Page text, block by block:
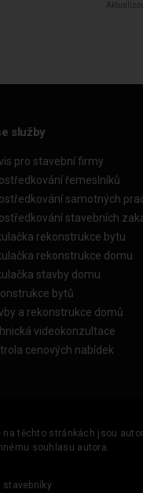
služby
pro stavební firmy
řemeslníků
samotných
stavebních
rekonstrukce bytu
rekonstrukce domu
stavby domu
bytů
a rekonstrukce domů
videokonzultace
cenových nabídek
těchto stránkách jsou
souhlasu autora.
stavebníky